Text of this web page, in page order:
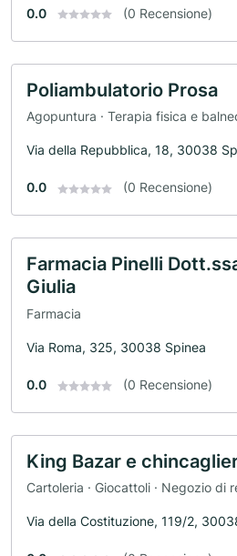
0.0 (0 Recensione)
Poliambulatorio Prosa
Agopuntura · Terapia fisica e
Via della Repubblica, 18, 30038
0.0 (0 Recensione)
Farmacia Pinelli
Giulia
Farmacia
Via Roma, 325, 30038 Spinea
0.0 (0 Recensione)
King Bazar e
Cartoleria · Giocattoli · Negozio di
Via della Costituzione, 119/2,